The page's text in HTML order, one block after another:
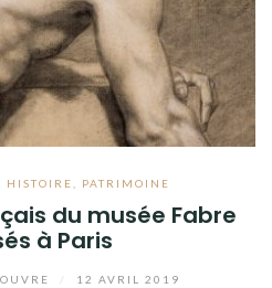
HISTOIRE PATRIMOINE
du musée Fabre
à Paris
12 AVRIL 2019